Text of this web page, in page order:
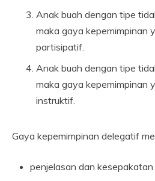
Anak buah dengan tipe
maka gaya kepemimpinan
partisipatif.
Anak buah dengan tipe
maka gaya kepemimpinan
instruktif.
Gaya kepemimpinan delegatif
penjelasan dan